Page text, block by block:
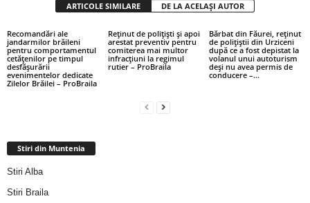
ARTICOLE SIMILARE DE LA ACELAȘI AUTOR
Recomandări ale
jandarmilor brăileni
pentru comportamentul
cetățenilor pe timpul
desfășurării
evenimentelor dedicate
Zilelor Brăilei – ProBraila
Reținut de polițiști și apoi
arestat preventiv pentru
comiterea mai multor
infracțiuni la regimul
rutier – ProBraila
Bărbat din Făurei, reținut
de polițiștii din Urziceni
după ce a fost depistat la
volanul unui autoturism
deși nu avea permis de
conducere –...
Stiri din Muntenia
Stiri Alba
Stiri Braila